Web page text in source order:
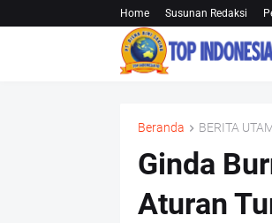
Home Susunan Redaksi
Beranda BERITA
Ginda
Aturan